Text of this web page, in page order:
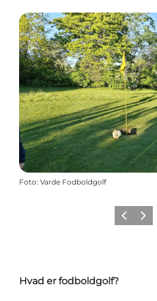
Foto: Varde Fodboldgolf
ForrigeNæste
Hvad er fodboldgolf?